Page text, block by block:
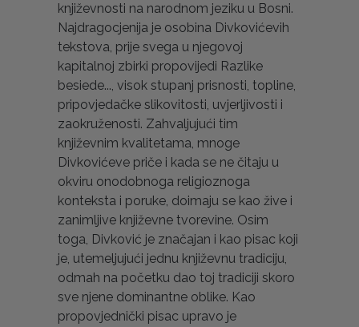
književnosti na narodnom jeziku u Bosni.
Najdragocjenija je osobina Divkovićevih
tekstova, prije svega u njegovoj
kapitalnoj zbirki propovijedi Razlike
besiede..., visok stupanj prisnosti, topline,
pripovjedačke slikovitosti, uvjerljivosti i
zaokruženosti. Zahvaljujući tim
književnim kvalitetama, mnoge
Divkovićeve priče i kada se ne čitaju u
okviru onodobnoga religioznoga
konteksta i poruke, doimaju se kao žive i
zanimljive književne tvorevine. Osim
toga, Divković je značajan i kao pisac koji
je, utemeljujući jednu književnu tradiciju,
odmah na početku dao toj tradiciji skoro
sve njene dominantne oblike. Kao
propovjednički pisac upravo je